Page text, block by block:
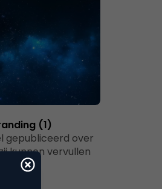
(1)
gepubliceerd over
kunnen vervullen